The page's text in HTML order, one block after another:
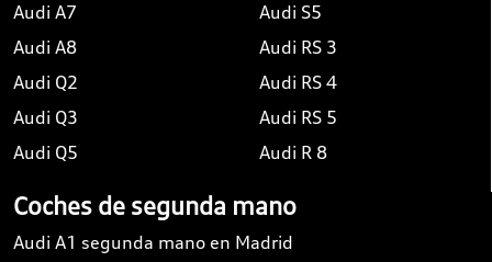
Audi A7
Audi A8
Audi Q2
Audi Q3
Audi Q5
Audi S5
Audi RS 3
Audi RS 4
Audi RS 5
Audi R 8
Coches de segunda mano
Audi A1 segunda mano en Madrid